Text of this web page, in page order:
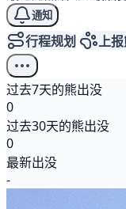
通知
行程规划 上
过去7天的熊出没
0
过去30天的熊出没
0
最新出没
-